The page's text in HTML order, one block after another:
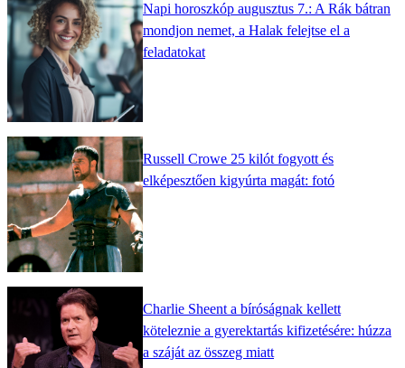
Napi horoszkóp augusztus 7.: A Rák bátran
mondjon nemet, a Halak felejtse el a
feladatokat
Russell Crowe 25 kilót fogyott és
elképesztően kigyúrta magát: fotó
Charlie Sheent a bíróságnak kellett
köteleznie a gyerektartás kifizetésére: húzza
a száját az összeg miatt